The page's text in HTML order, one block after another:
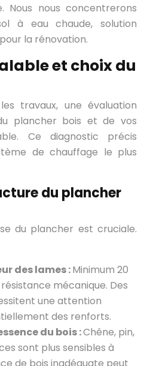
Nous nous concentrerons
à eau chaude, solution
la rénovation.
et choix du
travaux, une évaluation
plancher bois et de vos
Ce diagnostic précis
de chauffage le plus
du plancher
du plancher est cruciale.
des lames :Minimum 20
mécanique. Des
une attention
des renforts.
du bois :Chêne, pin,
sont plus sensibles à